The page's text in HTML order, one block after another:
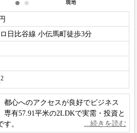
日比谷線 小伝馬町徒歩3分
2
都心へのアクセスが良好でビジネス
専有57.91平米の2LDKで実需・投資と
。